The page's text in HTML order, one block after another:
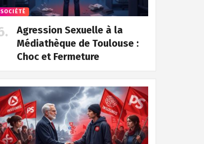
SOCIÉTÉ
Agression Sexuelle à la
Médiathèque de Toulouse :
Choc et Fermeture